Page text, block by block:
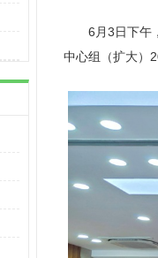
6 月3日下午
中心组（扩大）